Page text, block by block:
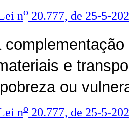
no 20.777, de 25-5-
e
ou
no 20.777, de 25-5-